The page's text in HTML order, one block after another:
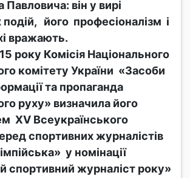
він у вирі
його професіоналізм і
вражають.
року Комісія Національного
комітету України «Засоби
та пропаганда
руху» визначила його
ХV Всеукраїнського
спортивних журналістів
у номінації
спортивний журналіст року»